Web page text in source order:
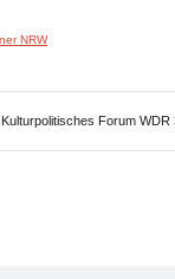
NRW
Kulturpolitisches Forum WDR